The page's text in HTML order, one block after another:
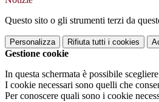
Questo sito o gli strumenti terzi da
Personalizza Rifiuta tutti i cookies
Gestione cookie
In questa schermata è possibile
I cookie necessari sono quelli che
Per conoscere quali sono i cookie